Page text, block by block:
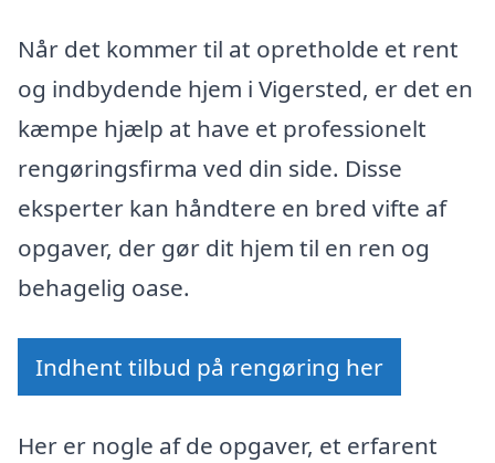
Når det kommer til at opretholde et rent
og indbydende hjem i Vigersted, er det en
kæmpe hjælp at have et professionelt
rengøringsfirma ved din side. Disse
eksperter kan håndtere en bred vifte af
opgaver, der gør dit hjem til en ren og
behagelig oase.
Indhent tilbud på rengøring her
Her er nogle af de opgaver, et erfarent